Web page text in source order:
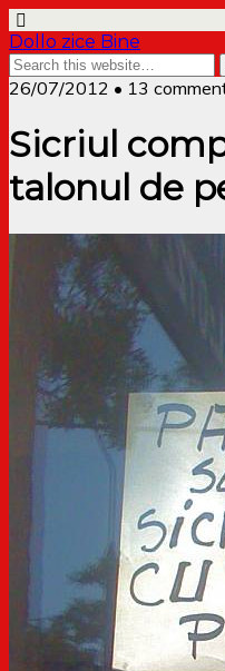
Dollo zice Bine
26/07/2012 • 13
Sicriul
talonul de